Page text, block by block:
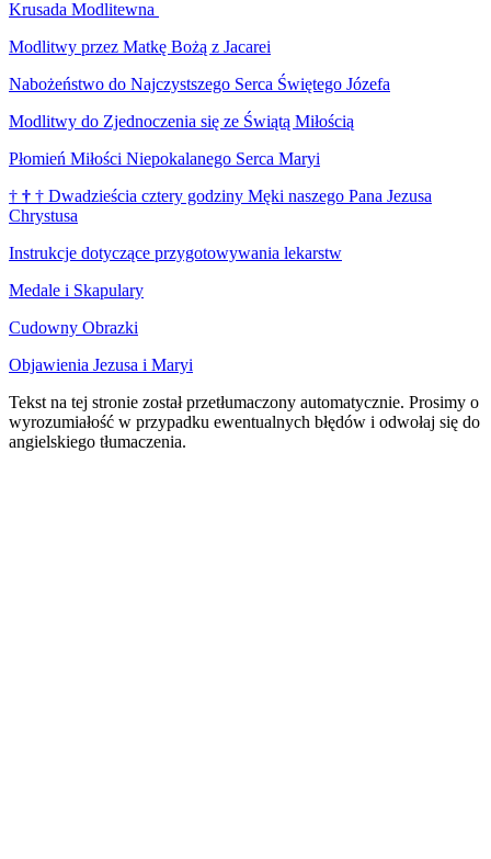
Krusada Modlitewna
Modlitwy przez Matkę Bożą z Jacarei
Nabożeństwo do Najczystszego Serca Świętego Józefa
Modlitwy do Zjednoczenia się ze Świątą Miłością
Płomień Miłości Niepokalanego Serca Maryi
† † † Dwadzieścia cztery godziny Męki naszego Pana Jezusa
Chrystusa
Instrukcje dotyczące przygotowywania lekarstw
Medale i Skapulary
Cudowny Obrazki
Objawienia Jezusa i Maryi
Tekst na tej stronie został przetłumaczony automatycznie. Prosimy o
wyrozumiałość w przypadku ewentualnych błędów i odwołaj się do
angielskiego tłumaczenia.